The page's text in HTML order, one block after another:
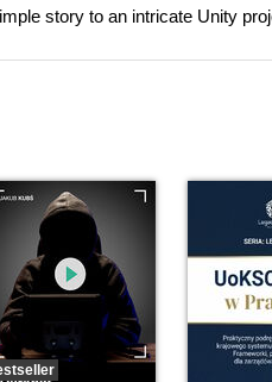
story to an intricate Unity